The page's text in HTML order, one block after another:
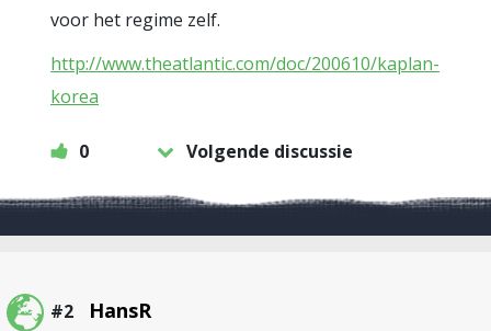
voor het regime zelf.
http://www.theatlantic.com/doc/200610/kaplan-
korea
0 Volgende discussie
#2 HansR